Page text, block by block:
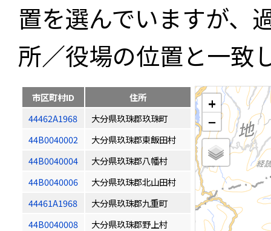
置を選んでいますが、
所／役場の位置と一致
市区町村ID
住所
44462A1968
大分県玖珠郡玖珠町
44B0040002
大分県玖珠郡東飯田村
44B0040004
大分県玖珠郡八幡村
44B0040006
大分県玖珠郡北山田村
44461A1968
大分県玖珠郡九重町
44B0040008
大分県玖珠郡野上村
+
−